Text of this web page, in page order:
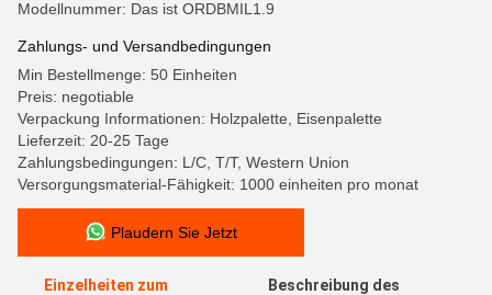
Modellnummer: Das ist ORDBMIL1.9
Zahlungs- und Versandbedingungen
Min Bestellmenge: 50 Einheiten
Preis: negotiable
Verpackung Informationen: Holzpalette, Eisenpalette
Lieferzeit: 20-25 Tage
Zahlungsbedingungen: L/C, T/T, Western Union
Versorgungsmaterial-Fähigkeit: 1000 einheiten pro monat
Plaudern Sie Jetzt
Einzelheiten zum
Beschreibung des